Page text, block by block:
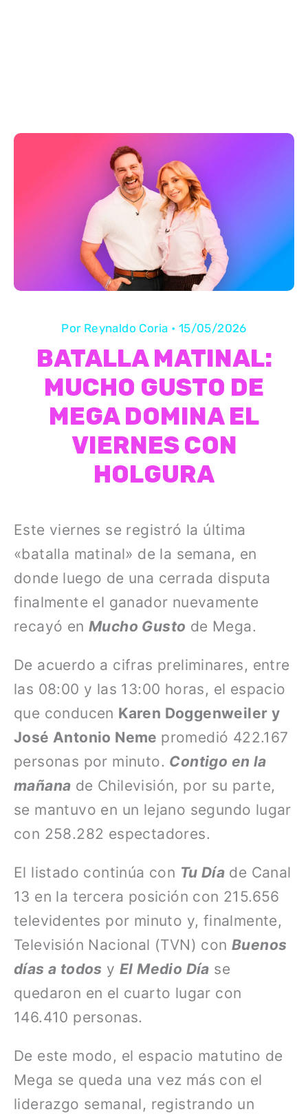
Por Reynaldo Coria • 15/05/2026
BATALLA MATINAL:
MUCHO GUSTO DE
MEGA DOMINA EL
VIERNES CON
HOLGURA
Este viernes se registró la última
«batalla matinal» de la semana, en
donde luego de una cerrada disputa
finalmente el ganador nuevamente
recayó enMucho Gusto de Mega.
De acuerdo a cifras preliminares, entre
las 08:00 y las 13:00 horas, el espacio
que conducen Karen Doggenweiler y
José Antonio Neme promedió 422.167
personas por minuto. Contigo en la
mañana de Chilevisión, por su parte,
se mantuvo en un lejano segundo lugar
con 258.282 espectadores.
El listado continúa con Tu Día de Canal
13 en la tercera posición con 215.656
televidentes por minuto y, finalmente,
Televisión Nacional (TVN) con Buenos
días a todos yEl Medio Día se
quedaron en el cuarto lugar con
146.410 personas.
De este modo, el espacio matutino de
Mega se queda una vez más con el
liderazgo semanal, registrando un